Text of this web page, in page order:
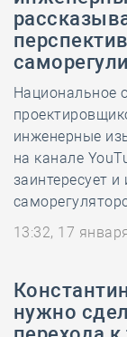
Национальное
инженерные
на канале
заинтересует
13:32, 17
нужно